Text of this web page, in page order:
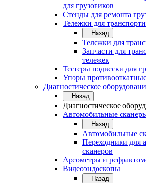
для грузовиков
Стенды для ремонта
Тележки для
Назад
Тележки для
Запчасти для
тележек
Тестеры подвески для
Упоры противооткатные
Диагностическое
Назад
Диагностическое
Автомобильные
Назад
Автомобильные
Переходники для
сканеров
Ареометры и
Видеоэндоскопы
Назад